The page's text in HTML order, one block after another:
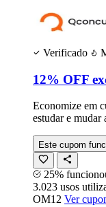
Verificado
12% OFF
Economize em
estudar e mudar
Este cupom
25%
3.023 usos
OM12 Ver